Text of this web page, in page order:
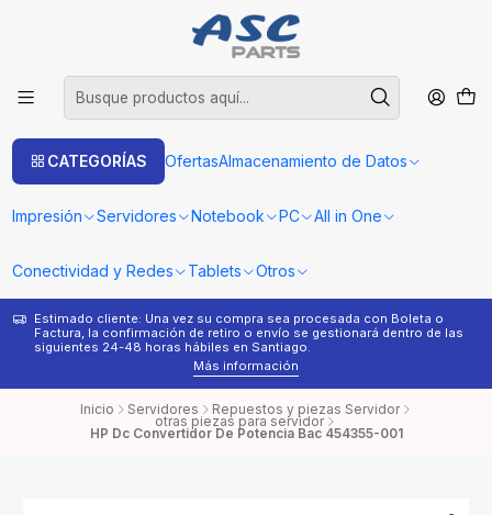
CATEGORÍAS OfertasAlmacenamiento de Datos
Impresión Servidores Notebook PC All in One
Conectividad y Redes Tablets Otros
Estimado cliente: Una vez su compra sea procesada con Boleta o
Factura, la confirmación de retiro o envío se gestionará dentro de las
siguientes 24-48 horas hábiles en Santiago.
Más información
Inicio Servidores Repuestos y piezas Servidor
otras piezas para servidor
HP Dc Convertidor De Potencia Bac 454355-001